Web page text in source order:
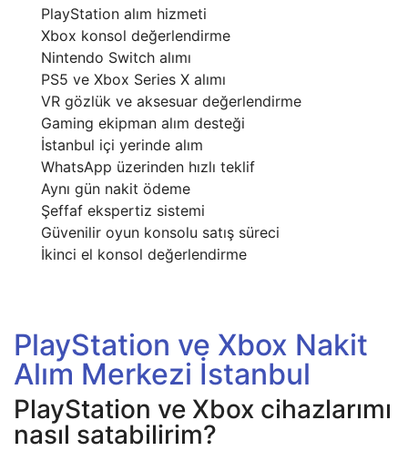
PlayStation alım hizmeti
Xbox konsol değerlendirme
Nintendo Switch alımı
PS5 ve Xbox Series X alımı
VR gözlük ve aksesuar değerlendirme
Gaming ekipman alım desteği
İstanbul içi yerinde alım
WhatsApp üzerinden hızlı teklif
Aynı gün nakit ödeme
Şeffaf ekspertiz sistemi
Güvenilir oyun konsolu satış süreci
İkinci el konsol değerlendirme
PlayStation ve Xbox Nakit
Alım Merkezi İstanbul
PlayStation ve Xbox cihazlarımı
nasıl satabilirim?